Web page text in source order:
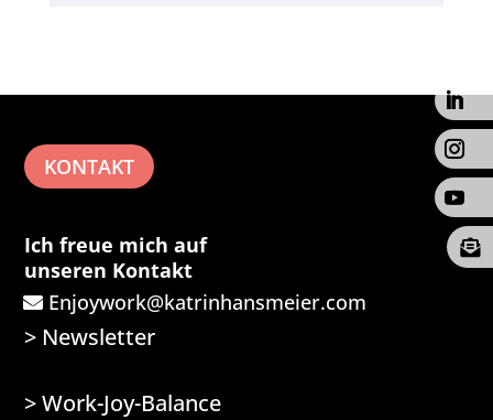

KONTAKT
Ich freue mich auf
unseren Kontakt
Enjoywork@katrinhansmeier.com
> Newsletter
>Work-Joy-Balance